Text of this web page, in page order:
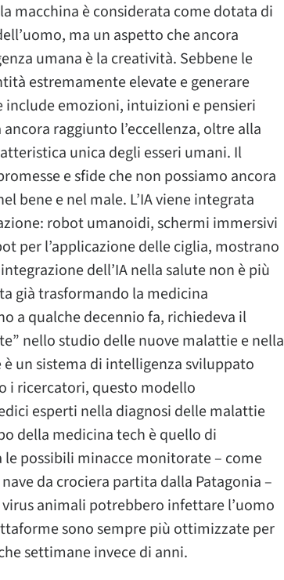
macchina è considerata come dotata di
ma un aspetto che ancora
umana è la creatività. Sebbene le
estremamente elevate e generare
emozioni, intuizioni e pensieri
raggiunto l’eccellenza, oltre alla
unica degli esseri umani. Il
e sfide che non possiamo ancora
bene e nel male. L’IA viene integrata
robot umanoidi, schermi immersivi
per l’applicazione delle ciglia, mostrano
dell’IA nella salute non è più
già trasformando la medicina
a qualche decennio fa, richiedeva il
nello studio delle nuove malattie e nella
un sistema di intelligenza sviluppato
i ricercatori, questo modello
esperti nella diagnosi delle malattie
della medicina tech è quello di
possibili minacce monitorate – come
da crociera partita dalla Patagonia –
animali potrebbero infettare l’uomo
sono sempre più ottimizzate per
settimane invece di anni.